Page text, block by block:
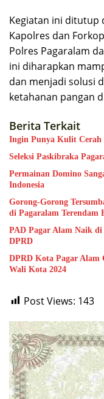
Kegiatan ini ditutup
Kapolres dan
Polres Pagaralam
ini diharapkan
dan menjadi solusi
ketahanan pangan
Berita Terkait
Ingin Punya Kulit Cerah
Seleksi Paskibraka
Permainan Domino
Indonesia
Gorong-Gorong
di Pagaralam Terendam
PAD Pagar Alam Naik
DPRD
DPRD Kota Pagar Alam
Wali Kota 2024
Post Views: 143